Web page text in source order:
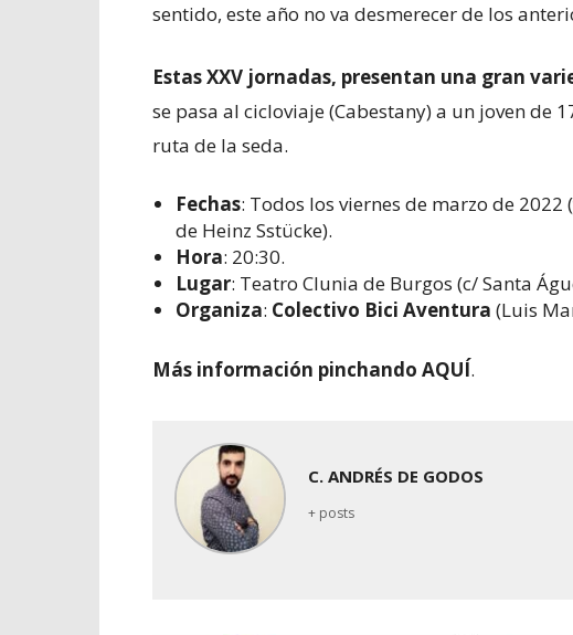
sentido, este año no va desmerecer de los
Estas XXV jornadas, presentan una gran
se pasa al cicloviaje (Cabestany) a un joven de
ruta de la seda.
Fechas: Todos los viernes de marzo de
de Heinz Sstücke).
Hora: 20:30.
Lugar: Teatro Clunia de Burgos (c/ Santa
Organiza: Colectivo Bici Aventura (Luis
Más información pinchando AQUÍ.
C. ANDRÉS DE GODOS
+ posts